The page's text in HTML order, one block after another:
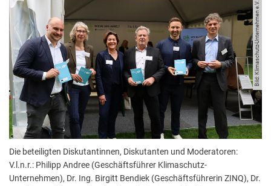
Bild: Klimaschutz-Unternehmen e.V.
Die beteiligten Diskutantinnen, Diskutanten und Moderatoren:
V.l.n.r.: Philipp Andree (Geschäftsführer Klimaschutz-
Unternehmen), Dr. Ing. Birgitt Bendiek (Geschäftsführerin ZINQ), Dr.